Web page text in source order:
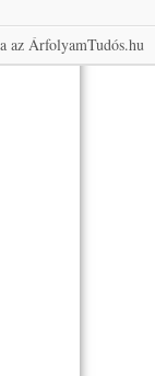
az ÁrfolyamTudós.hu